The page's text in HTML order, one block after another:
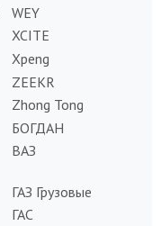
WEY
XCITE
Xpeng
ZEEKR
Zhong Tong
БОГДАН
ВАЗ
ГАЗ Грузовые
ГАС